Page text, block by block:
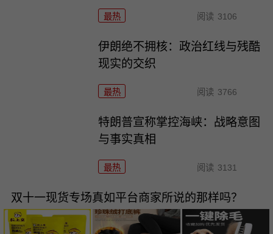
最热 阅读 3106
伊朗绝不拥核：政治红线与残酷
现实的交织
最热 阅读 3766
特朗普宣称掌控海峡：战略意图
与事实真相
最热 阅读 3131
双十一现货专场真如平台商家所说的那样吗？